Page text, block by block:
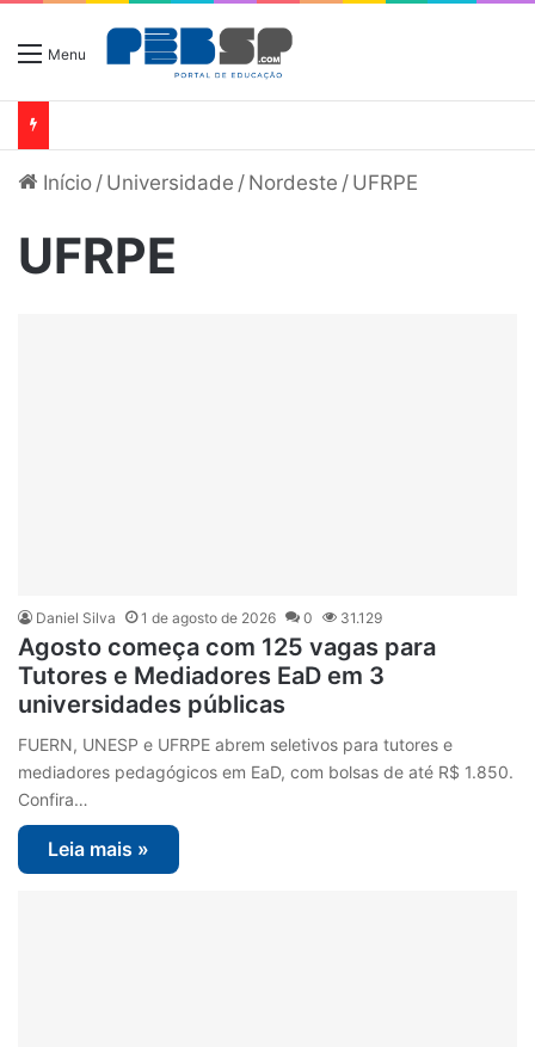
Menu
Início / Universidade / Nordeste / UFRPE
UFRPE
Daniel Silva 1 de agosto de 2026 0 31.129
Agosto começa com 125 vagas para
Tutores e Mediadores EaD em 3
universidades públicas
FUERN, UNESP e UFRPE abrem seletivos para tutores e
mediadores pedagógicos em EaD, com bolsas de até R$ 1.850.
Confira…
Leia mais »